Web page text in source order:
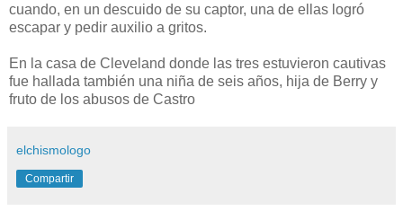
cuando, en un descuido de su captor, una de ellas logró
escapar y pedir auxilio a gritos.
En la casa de Cleveland donde las tres estuvieron cautivas
fue hallada también una niña de seis años, hija de Berry y
fruto de los abusos de Castro
elchismologo
Compartir